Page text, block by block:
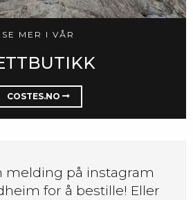
SE MER I VÅR
COSTES.NO
melding på instagram
for å bestille! Eller